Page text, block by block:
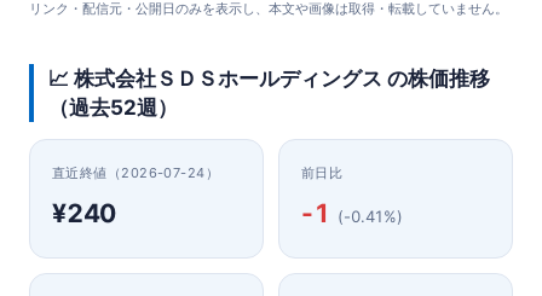
リンク・配信元・公開日のみを表示し、本文や画像は取得・転載していません。
📈 株式会社ＳＤＳホールディングス の株価推移
（過去52週）
直近終値（2026-07-24）
¥240
前日比
-1 (-0.41%)